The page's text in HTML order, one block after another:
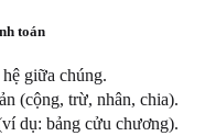
toán
giữa chúng.
(cộng, trừ, nhân, chia).
dụ: bảng cửu chương).